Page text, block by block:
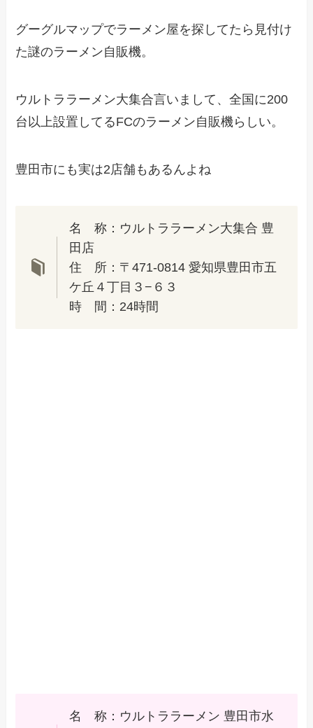
グーグルマップでラーメン屋を探してたら見付け
た謎のラーメン自販機。
ウルトララーメン大集合言いまして、全国に200
台以上設置してるFCのラーメン自販機らしい。
豊田市にも実は2店舗もあるんよね
名 称：ウルトララーメン大集合 豊
田店
住 所：〒471-0814 愛知県豊田市五
ケ丘４丁目３−６３
時 間：24時間
名 称：ウルトララーメン 豊田市水